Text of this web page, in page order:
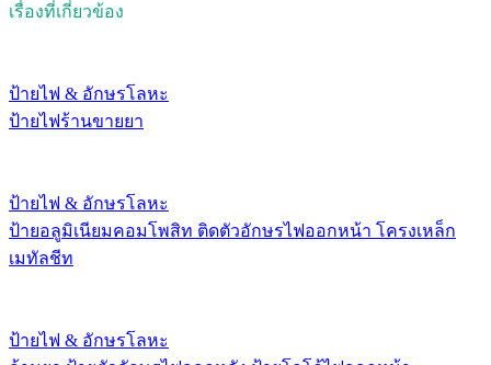
เรื่องที่เกี่ยวข้อง
ป้ายไฟ & อักษรโลหะ
ป้ายไฟร้านขายยา
ป้ายไฟ & อักษรโลหะ
ป้ายอลูมิเนียมคอมโพสิท ติดตัวอักษรไฟออกหน้า โครงเหล็ก
เมทัลชีท
ป้ายไฟ & อักษรโลหะ